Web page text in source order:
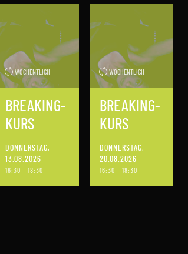
WÖCHENTLICH
BREAKING-
KURS
DONNERSTAG,
13.08.2026
16:30 – 18:30
WÖCHENTLICH
BREAKING-
KURS
DONNERSTAG,
20.08.2026
16:30 – 18:30